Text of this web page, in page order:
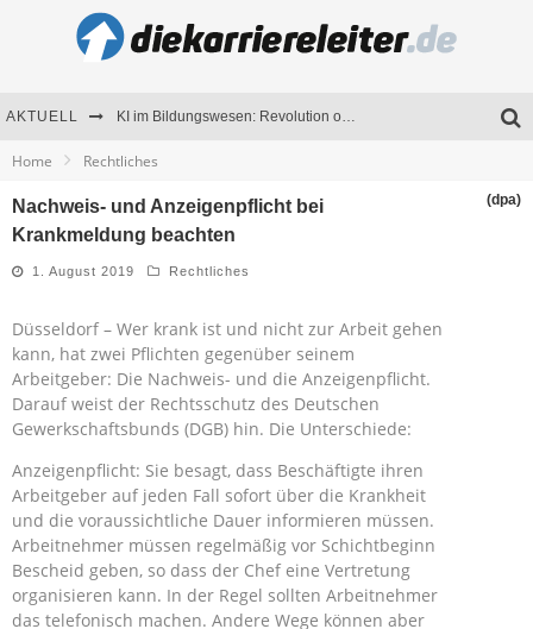
AKTUELL KI im Bildungswesen: Revolution oder Risiko für Schulen und Universitäten?
Home Rechtliches
Nachweis- und Anzeigenpflicht bei
Krankmeldung beachten
(dpa)
1. August 2019 Rechtliches
Düsseldorf – Wer krank ist und nicht zur Arbeit gehen
kann, hat zwei Pflichten gegenüber seinem
Arbeitgeber: Die Nachweis- und die Anzeigenpflicht.
Darauf weist der Rechtsschutz des Deutschen
Gewerkschaftsbunds (DGB) hin. Die Unterschiede:
Anzeigenpflicht: Sie besagt, dass Beschäftigte ihren
Arbeitgeber auf jeden Fall sofort über die Krankheit
und die voraussichtliche Dauer informieren müssen.
Arbeitnehmer müssen regelmäßig vor Schichtbeginn
Bescheid geben, so dass der Chef eine Vertretung
organisieren kann. In der Regel sollten Arbeitnehmer
das telefonisch machen. Andere Wege können aber